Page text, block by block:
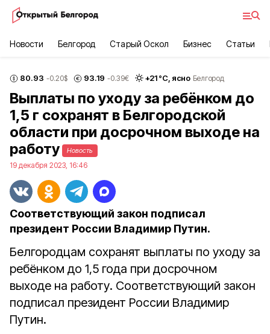
Новости Белгород Старый Оскол Бизнес Статьи
80.93 -0.20$ 93.19 -0.39€ +21°С, ясно Белгород
Выплаты по уходу за ребёнком до
1,5 г сохранят в Белгородской
области при досрочном выходе на
работу
Новость
19 декабря 2023, 16:46
Соответствующий закон подписал
президент России Владимир Путин.
Белгородцам сохранят выплаты по уходу за
ребёнком до 1,5 года при досрочном
выходе на работу. Соответствующий закон
подписал президент России Владимир
Путин.